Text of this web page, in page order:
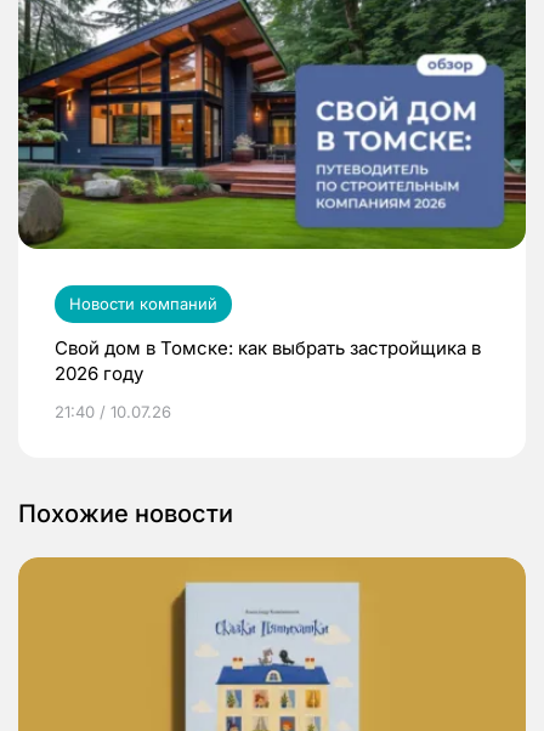
Новости компаний
Свой дом в Томске: как выбрать застройщика в
2026 году
21:40 / 10.07.26
Похожие новости